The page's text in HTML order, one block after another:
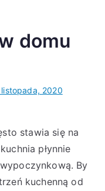
domu
listopada, 2020
stawia się na
płynnie
By
kuchenną od